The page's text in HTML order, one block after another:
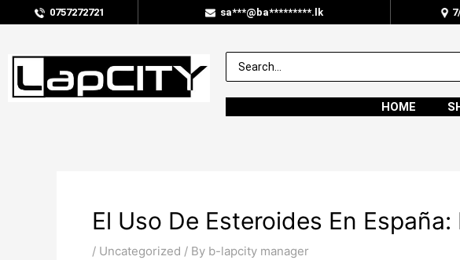
0757272721 sa***@ba*********.lk
HOME
El Uso De Esteroides En
/ Uncategorized / By b-lapcity manager